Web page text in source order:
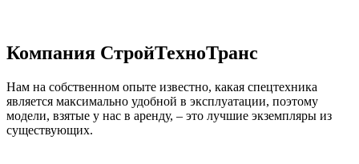
Компания СтройТехноТранс
Нам на собственном опыте известно, какая спецтехника
является максимально удобной в эксплуатации, поэтому
модели, взятые у нас в аренду, – это лучшие экземпляры из
существующих.